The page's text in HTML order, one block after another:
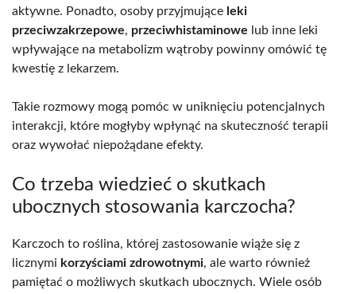
aktywne. Ponadto, osoby przyjmujące leki
przeciwzakrzepowe, przeciwhistaminowe lub inne leki
wpływające na metabolizm wątroby powinny omówić tę
kwestię z lekarzem.
Takie rozmowy mogą pomóc w uniknięciu potencjalnych
interakcji, które mogłyby wpłynąć na skuteczność terapii
oraz wywołać niepożądane efekty.
Co trzeba wiedzieć o skutkach
ubocznych stosowania karczocha?
Karczoch to roślina, której zastosowanie wiąże się z
licznymi korzyściami zdrowotnymi, ale warto również
pamiętać o możliwych skutkach ubocznych. Wiele osób